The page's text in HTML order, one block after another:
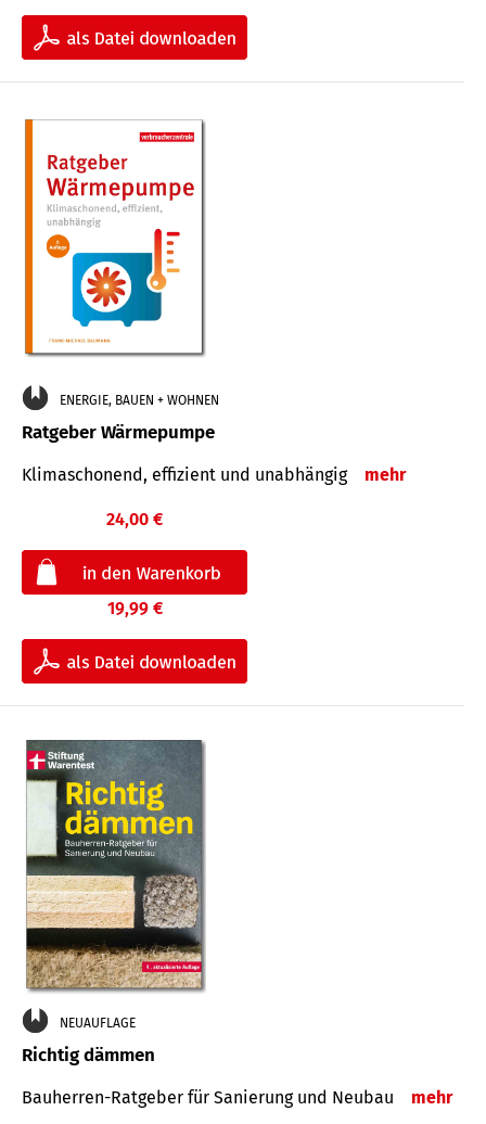
ENERGIE, BAUEN + WOHNEN
Ratgeber Wärmepumpe
Klimaschonend, effizient und unabhängig mehr
24,00 €
19,99 €
NEUAUFLAGE
Richtig dämmen
Bauherren-Ratgeber für Sanierung und Neubau mehr